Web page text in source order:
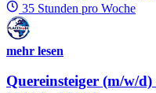
35 Stunden pro Woche
mehr lesen
Quereinsteiger (m/w/